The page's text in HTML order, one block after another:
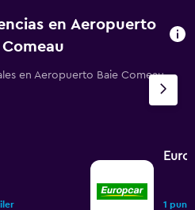
en Aeropuerto
Comeau
en Aeropuerto Baie Comeau
1